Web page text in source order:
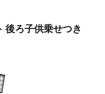
後ろ子供乗せつき